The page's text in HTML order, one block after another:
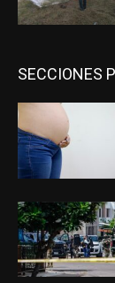
SECCIONES